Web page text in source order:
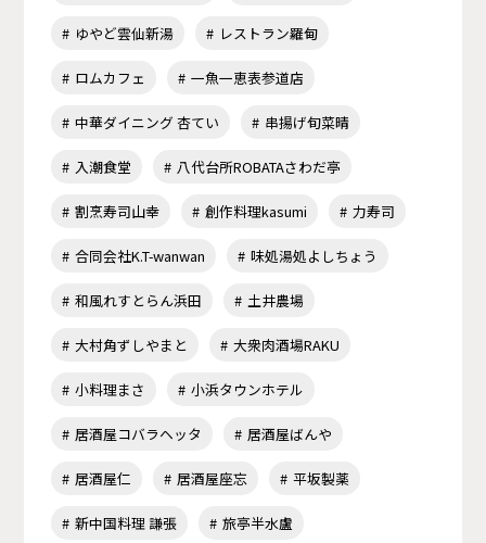
ゆやど雲仙新湯 レストラン羅甸
ロムカフェ 一魚一恵表参道店
中華ダイニング 杏てい 串揚げ旬菜晴
入潮食堂 八代台所ROBATAさわだ亭
割烹寿司山幸 創作料理kasumi 力寿司
合同会社K.T-wanwan 味処湯処よしちょう
和風れすとらん浜田 土井農場
大村角ずしやまと 大衆肉酒場RAKU
小料理まさ 小浜タウンホテル
居酒屋コバラヘッタ 居酒屋ばんや
居酒屋仁 居酒屋座忘 平坂製薬
新中国料理 謙張 旅亭半水盧